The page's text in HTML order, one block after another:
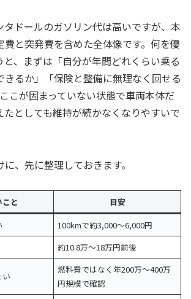
タドールのガソリン代は高いですが、本
費と突発費を含めた全体像です。何を優
、まずは「自分が年間どれくらい乗る
きるか」「保険と整備に無理なく回せる
こが固まっていない状態で車両本体だ
たとしても維持が続かなくなりやすいで
、先に整理しておきます。
と
目安
100kmで約3,000〜6,000円
約10.8万〜18万円前後
い
燃料費ではなく年200万〜400万
円規模で確認